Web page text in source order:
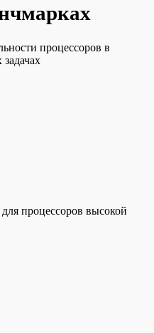
процессоров в
процессоров высокой